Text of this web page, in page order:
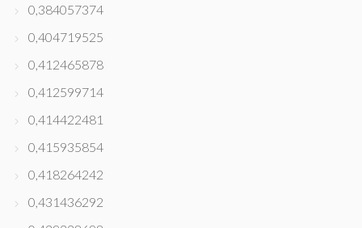
0,384057374
0,404719525
0,412465878
0,412599714
0,414422481
0,415935854
0,418264242
0,431436292